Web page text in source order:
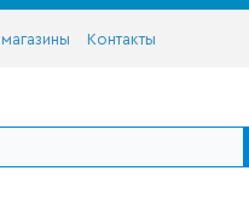
Контакты